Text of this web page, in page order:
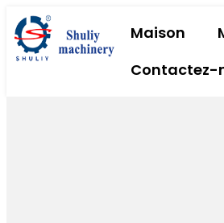
Maison
Contactez-